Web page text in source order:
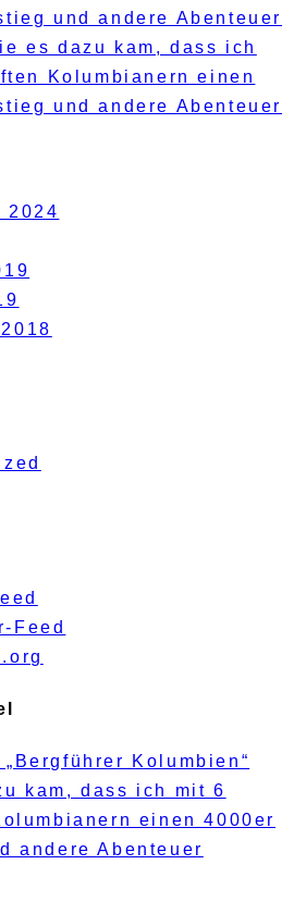
und andere Abenteuer
es dazu kam, dass ich
Kolumbianern einen
und andere Abenteuer
2024
Feed
Kolumbien“
kam, dass ich mit 6
einen 4000er
andere Abenteuer